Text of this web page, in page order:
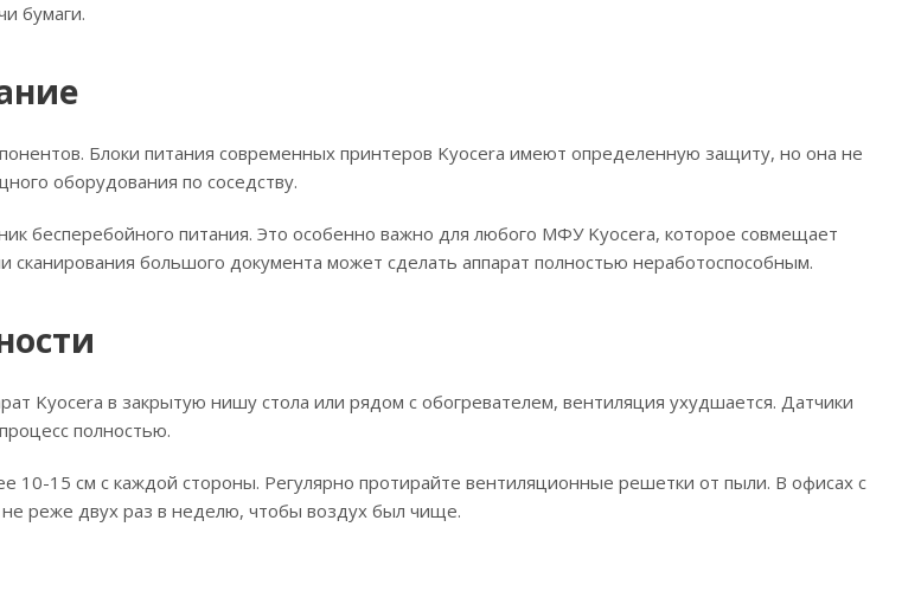
бумаги.
Блоки питания современных принтеров Kyocera имеют определенную защиту, но она не
оборудования по соседству.
бесперебойного питания. Это особенно важно для любого МФУ Kyocera, которое совмещает
большого документа может сделать аппарат полностью неработоспособным.
Kyocera в закрытую нишу стола или рядом с обогревателем, вентиляция ухудшается. Датчики
полностью.
10-15 см с каждой стороны. Регулярно протирайте вентиляционные решетки от пыли. В офисах с
реже двух раз в неделю, чтобы воздух был чище.